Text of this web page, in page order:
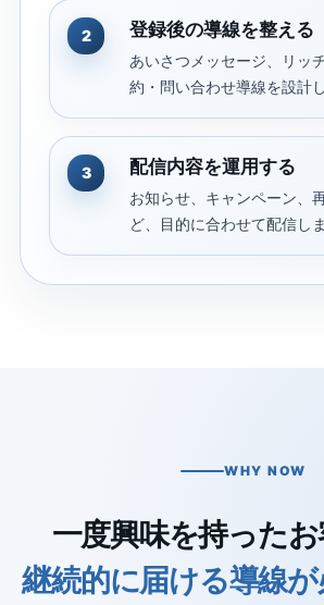
2 登録後の導線を整える
あいさつメッセージ、リッ
約・問い合わせ導線を設計し
3 配信内容を運用する
お知らせ、キャンペーン、
ど、目的に合わせて配信しま
WHY NOW
一度興味を持ったお
継続的に届ける導線が